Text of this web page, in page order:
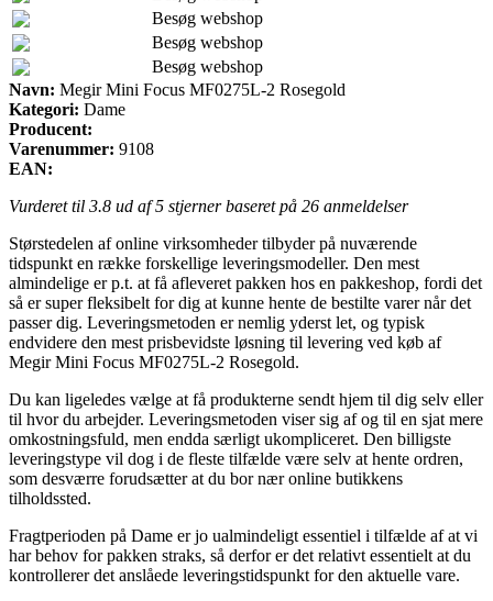
Besøg webshop
Besøg webshop
Besøg webshop
Navn: Megir Mini Focus MF0275L-2 Rosegold
Kategori: Dame
Producent:
Varenummer: 9108
EAN:
Vurderet til 3.8 ud af 5 stjerner baseret på 26 anmeldelser
Størstedelen af online virksomheder tilbyder på nuværende
tidspunkt en række forskellige leveringsmodeller. Den mest
almindelige er p.t. at få afleveret pakken hos en pakkeshop, fordi det
så er super fleksibelt for dig at kunne hente de bestilte varer når det
passer dig. Leveringsmetoden er nemlig yderst let, og typisk
endvidere den mest prisbevidste løsning til levering ved køb af
Megir Mini Focus MF0275L-2 Rosegold.
Du kan ligeledes vælge at få produkterne sendt hjem til dig selv eller
til hvor du arbejder. Leveringsmetoden viser sig af og til en sjat mere
omkostningsfuld, men endda særligt ukompliceret. Den billigste
leveringstype vil dog i de fleste tilfælde være selv at hente ordren,
som desværre forudsætter at du bor nær online butikkens
tilholdssted.
Fragtperioden på Dame er jo ualmindeligt essentiel i tilfælde af at vi
har behov for pakken straks, så derfor er det relativt essentielt at du
kontrollerer det anslåede leveringstidspunkt for den aktuelle vare.